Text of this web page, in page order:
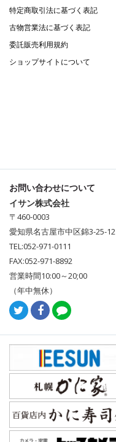
特定商取引法に基づく表記
古物営業法に基づく表記
委託販売利用規約
ショップサイトについて
お問い合わせについて
イサン株式会社
〒460-0003
愛知県名古屋市中区錦3-25-12
TEL:052-971-0111
FAX:052-971-8892
営業時間10:00～20;00
（年中無休）